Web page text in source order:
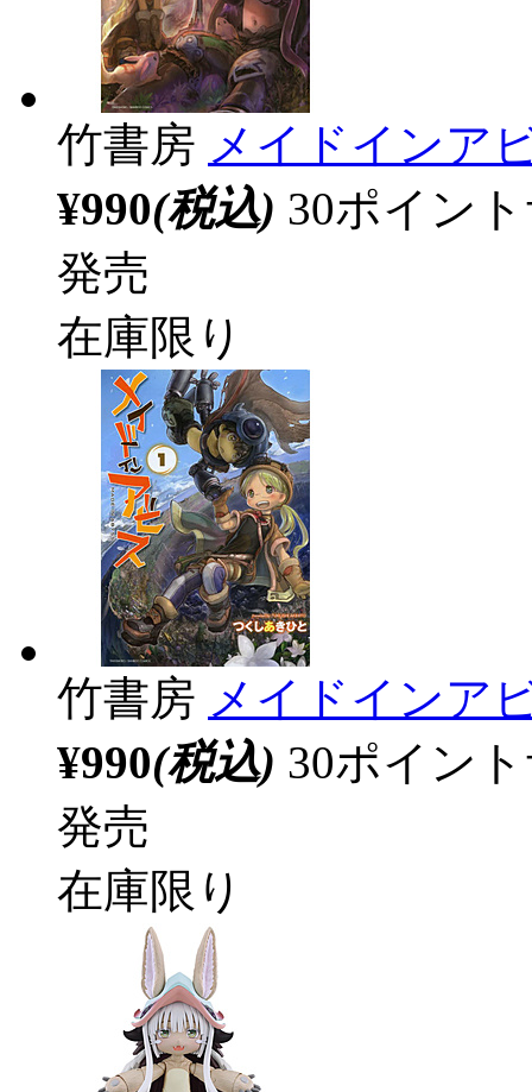
竹書房 メイドインア
¥990(税込) 30ポイン
発売
在庫限り
竹書房 メイドインア
¥990(税込) 30ポイン
発売
在庫限り